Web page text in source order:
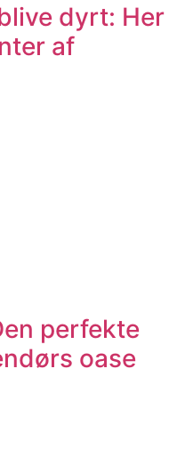
dyrt: Her
af
perfekte
oase